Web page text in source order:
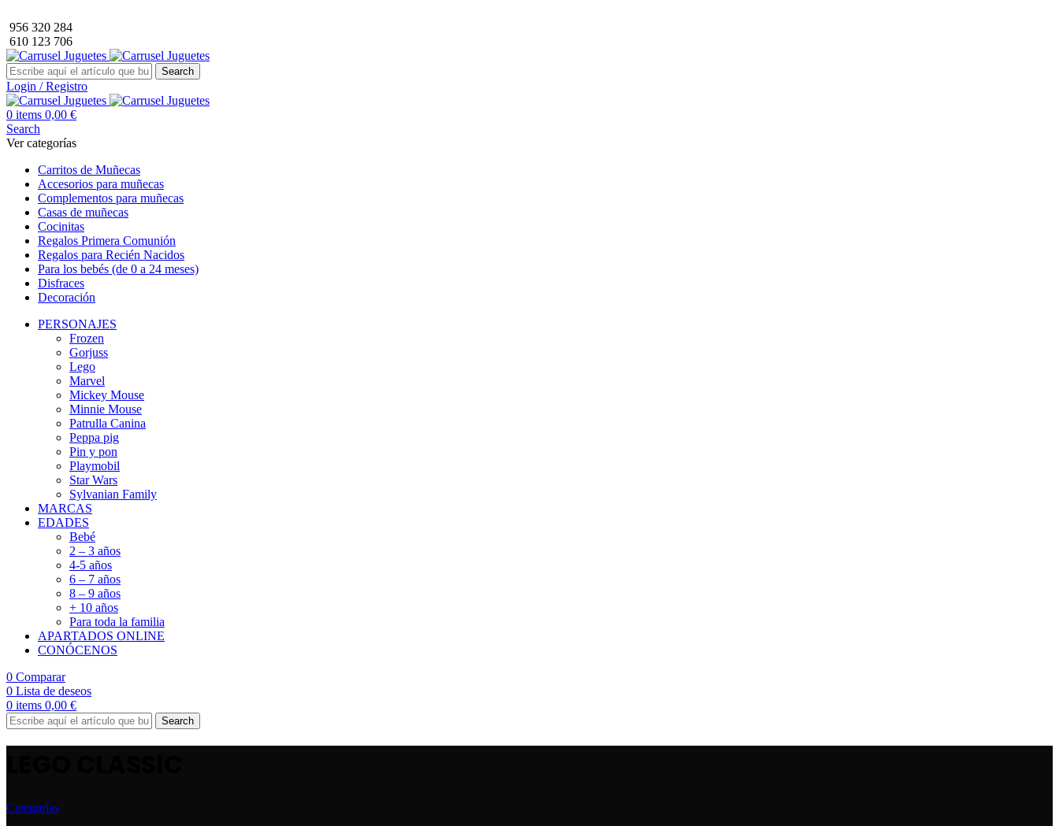
956 320 284
610 123 706
Search
Login / Registro
0 items 0,00 €
Search
Ver categorías
Carritos de Muñecas
Accesorios para muñecas
Complementos para muñecas
Casas de muñecas
Cocinitas
Regalos Primera Comunión
Regalos para Recién Nacidos
Para los bebés (de 0 a 24 meses)
Disfraces
Decoración
PERSONAJES
Frozen
Gorjuss
Lego
Marvel
Mickey Mouse
Minnie Mouse
Patrulla Canina
Peppa pig
Pin y pon
Playmobil
Star Wars
Sylvanian Family
MARCAS
EDADES
Bebé
2 – 3 años
4-5 años
6 – 7 años
8 – 9 años
+ 10 años
Para toda la familia
APARTADOS ONLINE
CONÓCENOS
0 Comparar
0 Lista de deseos
0 items 0,00 €
Search
Categorías